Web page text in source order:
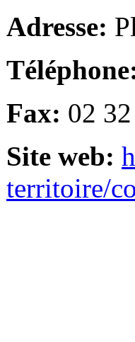
Adresse:
Fax: 02
Site web:
territoire/